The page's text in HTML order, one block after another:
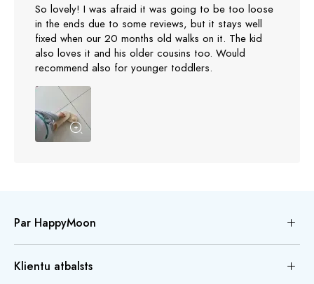
So lovely! I was afraid it was going to be too loose
in the ends due to some reviews, but it stays well
fixed when our 20 months old walks on it. The kid
also loves it and his older cousins too. Would
recommend also for younger toddlers.
Par HappyMoon
Klientu atbalsts